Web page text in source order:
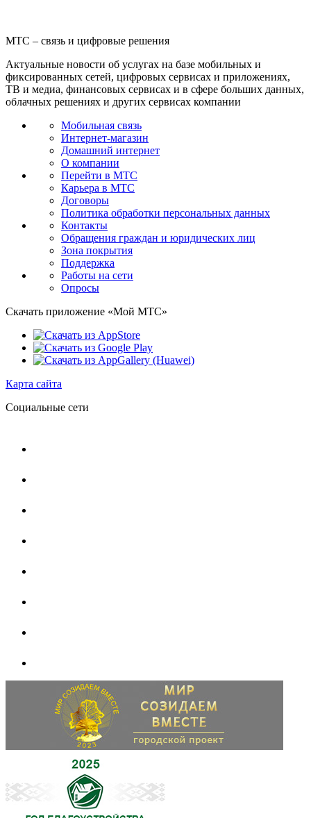
МТС – связь и цифровые решения
Актуальные новости об услугах на базе мобильных и
фиксированных сетей, цифровых сервисах и приложениях,
ТВ и медиа, финансовых сервисах и в сфере больших данных,
облачных решениях и других сервисах компании
Мобильная связь
Интернет-магазин
Домашний интернет
О компании
Перейти в МТС
Карьера в МТС
Договоры
Политика обработки персональных данных
Контакты
Обращения граждан и юридических лиц
Зона покрытия
Поддержка
Работы на сети
Опросы
Скачать приложение «Мой МТС»
Карта сайта
Социальные сети